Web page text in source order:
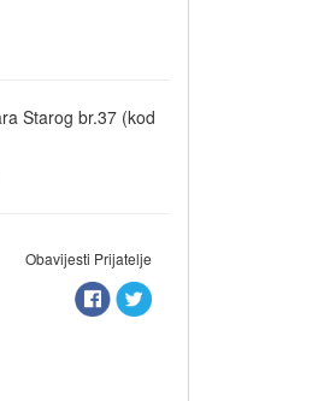
Starog br.37 (kod
Obavijesti Prijatelje